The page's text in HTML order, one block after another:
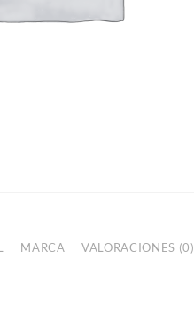
MARCA VALORACIONES (0)